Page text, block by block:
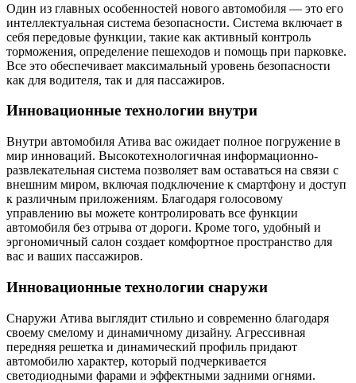
Один из главных особенностей нового автомобиля — это его
интеллектуальная система безопасности. Система включает в
себя передовые функции, такие как активный контроль
торможения, определение пешеходов и помощь при парковке.
Все это обеспечивает максимальный уровень безопасности
как для водителя, так и для пассажиров.
Инновационные технологии внутри
Внутри автомобиля Атива вас ожидает полное погружение в
мир инноваций. Высокотехнологичная информационно-
развлекательная система позволяет вам оставаться на связи с
внешним миром, включая подключение к смартфону и доступ
к различным приложениям. Благодаря голосовому
управлению вы можете контролировать все функции
автомобиля без отрыва от дороги. Кроме того, удобный и
эргономичный салон создает комфортное пространство для
вас и ваших пассажиров.
Инновационные технологии снаружи
Снаружи Атива выглядит стильно и современно благодаря
своему смелому и динамичному дизайну. Агрессивная
передняя решетка и динамический профиль придают
автомобилю характер, который подчеркивается
светодиодными фарами и эффектными задними огнями.